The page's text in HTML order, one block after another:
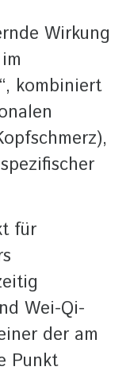
Wirkung
kombiniert
für
Wei-Qi-
der am
Punkt